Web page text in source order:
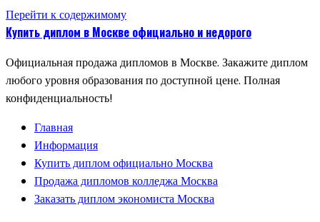
Перейти к содержимому
Купить диплом в Москве официально и недорого
Официальная продажа дипломов в Москве. Закажите диплом
любого уровня образования по доступной цене. Полная
конфиденциальность!
Главная
Информация
Купить диплом официально Москва
Продажа дипломов колледжа Москва
Заказать диплом экономиста Москва